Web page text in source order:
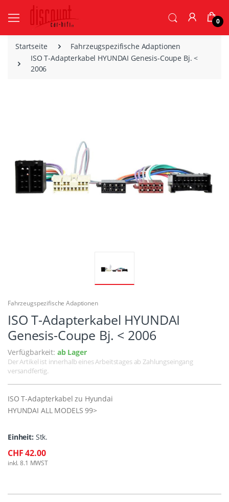
0
Startseite
Fahrzeugspezifische Adaptionen
ISO T-Adapterkabel HYUNDAI Genesis-Coupe Bj. <
2006
Fahrzeugspezifische Adaptionen
ISO T-Adapterkabel HYUNDAI
Genesis-Coupe Bj. < 2006
Verfügbarkeit: ab Lager
Der Artikel ist innerhalb eines Arbeitstages ab Zahlungseingang
versandfertig.
ISO T-Adapterkabel zu Hyundai
HYUNDAI ALL MODELS 99>
Einheit: Stk.
CHF 42.00
inkl. 8.1 MWST